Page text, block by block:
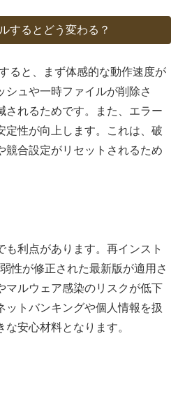
するとどう変わる？
ると、まず体感的な動作速度が
シュや一時ファイルが削除さ
されるためです。また、エラー
定性が向上します。これは、破
競合設定がリセットされるため
も利点があります。再インスト
性が修正された最新版が適用さ
マルウェア感染のリスクが低下
ットバンキングや個人情報を扱
安心材料となります。